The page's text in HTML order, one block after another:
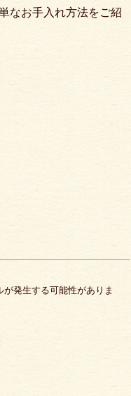
なお手入れ方法をご紹
発生する可能性がありま